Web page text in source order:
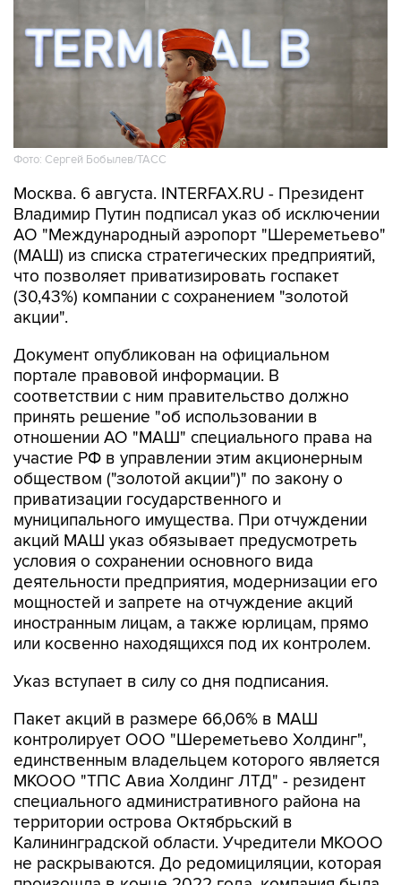
Фото: Сергей Бобылев/ТАСС
Москва. 6 августа. INTERFAX.RU - Президент
АО "Международный аэропорт "Шереметьево"
(МАШ) из списка стратегических предприятий,
что позволяет приватизировать госпакет
(30,43%) компании с сохранением "золотой
акции".
Документ опубликован на официальном
соответствии с ним правительство должно
принять решение "об использовании в
отношении АО "МАШ" специального права на
участие РФ в управлении этим акционерным
обществом ("золотой акции")" по закону о
приватизации государственного и
муниципального имущества. При отчуждении
акций МАШ указ обязывает предусмотреть
условия о сохранении основного вида
деятельности предприятия, модернизации его
мощностей и запрете на отчуждение акций
иностранным лицам, а также юрлицам, прямо
или косвенно находящихся под их контролем.
Указ вступает в силу со дня подписания.
Пакет акций в размере 66,06% в МАШ
единственным владельцем которого является
МКООО "ТПС Авиа Холдинг ЛТД" - резидент
специального административного района на
территории острова Октябрьский в
Калининградской области. Учредители МКООО
не раскрываются. До редомициляции, которая
произошла в конце 2022 года, компания была
зарегистрирована на Кипре с названием TPS